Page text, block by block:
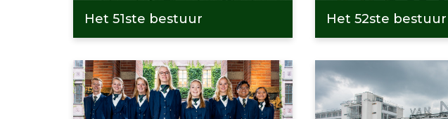
Het 51ste bestuur Het 52ste bestuur